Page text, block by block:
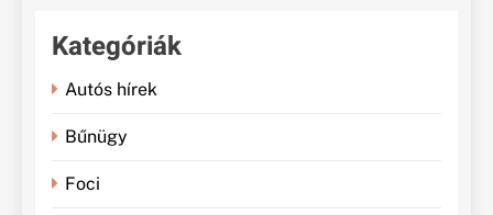
Kategóriák
Autós hírek
Bűnügy
Foci